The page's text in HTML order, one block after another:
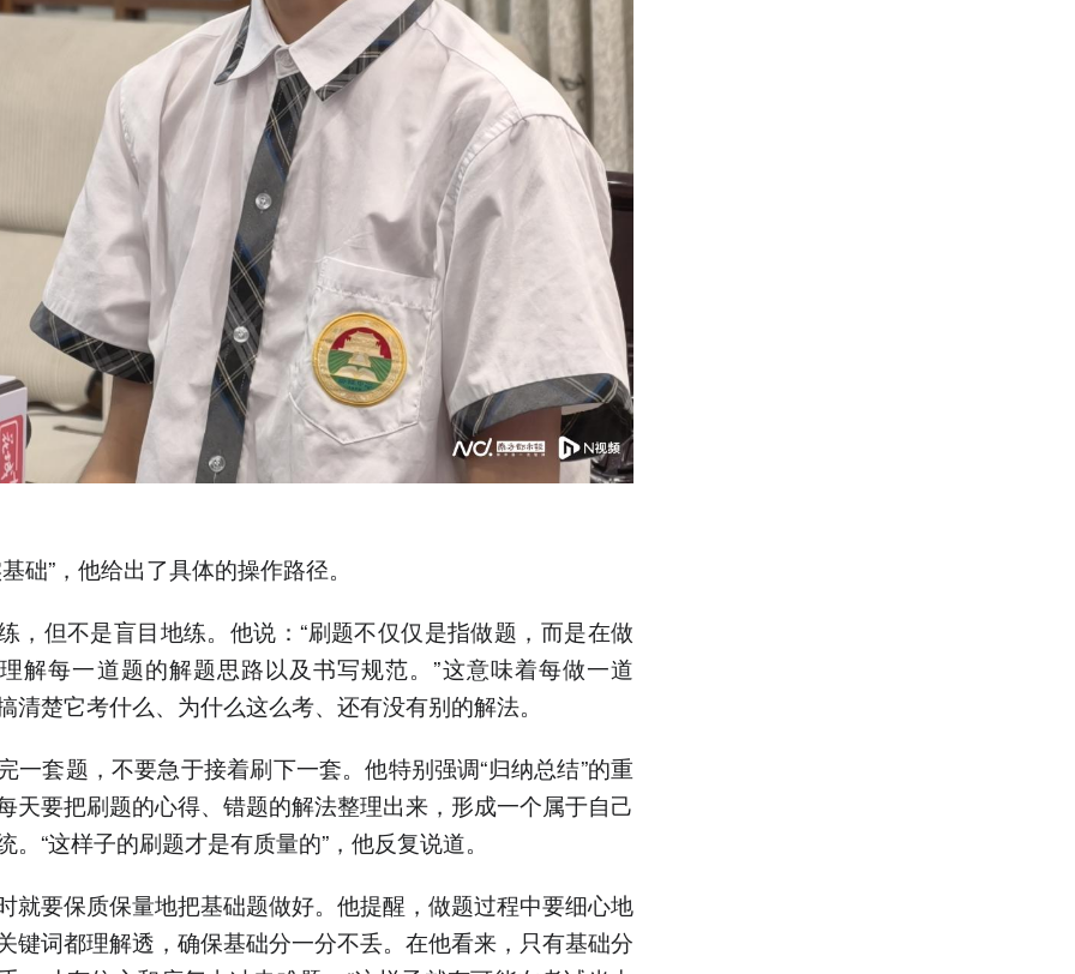
础”，他给出了具体的操作路径。
，但不是盲目地练。他说：“刷题不仅仅是指做题，而是在做
解每一道题的解题思路以及书写规范。”这意味着每做一道
清楚它考什么、为什么这么考、还有没有别的解法。
一套题，不要急于接着刷下一套。他特别强调“归纳总结”的重
要把刷题的心得、错题的解法整理出来，形成一个属于自己
。“这样子的刷题才是有质量的”，他反复说道。
就要保质保量地把基础题做好。他提醒，做题过程中要细心地
键词都理解透，确保基础分一分不丢。在他看来，只有基础分